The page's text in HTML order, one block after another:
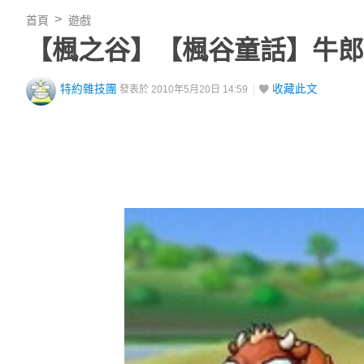
首頁 遊戲
【楓之谷】【楓谷童話】牛
特約雜技團 發表於 2010年5月20日 14:59 收藏此文